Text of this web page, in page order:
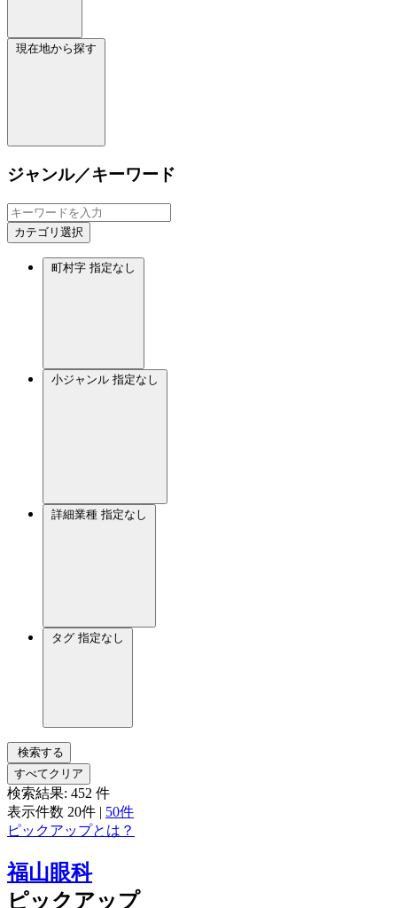
現在地から探す
ジャンル／キーワード
カテゴリ選択
町村字 指定なし
小ジャンル 指定なし
詳細業種 指定なし
タグ 指定なし
検索する
すべてクリア
検索結果: 452 件
表示件数 20件 | 50件
ピックアップとは？
福山眼科
ピックアップ